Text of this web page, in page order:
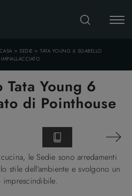
>SEDIE >TATA YOUNG 6 SGABELLO
IMPIALLACCIATO
Tata Young 6
di Pointhouse
le Sedie sono arredamenti
stile dell'ambiente e svolgono un
imprescindibile.